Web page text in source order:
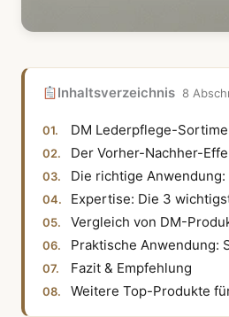
Inhaltsverzeichnis 8
DM Lederpflege-
Der Vorher-Nachher-
Die richtige
Expertise: Die 3
Vergleich von DM-
Praktische Anwendung:
Fazit & Empfehlung
Weitere Top-Produkte